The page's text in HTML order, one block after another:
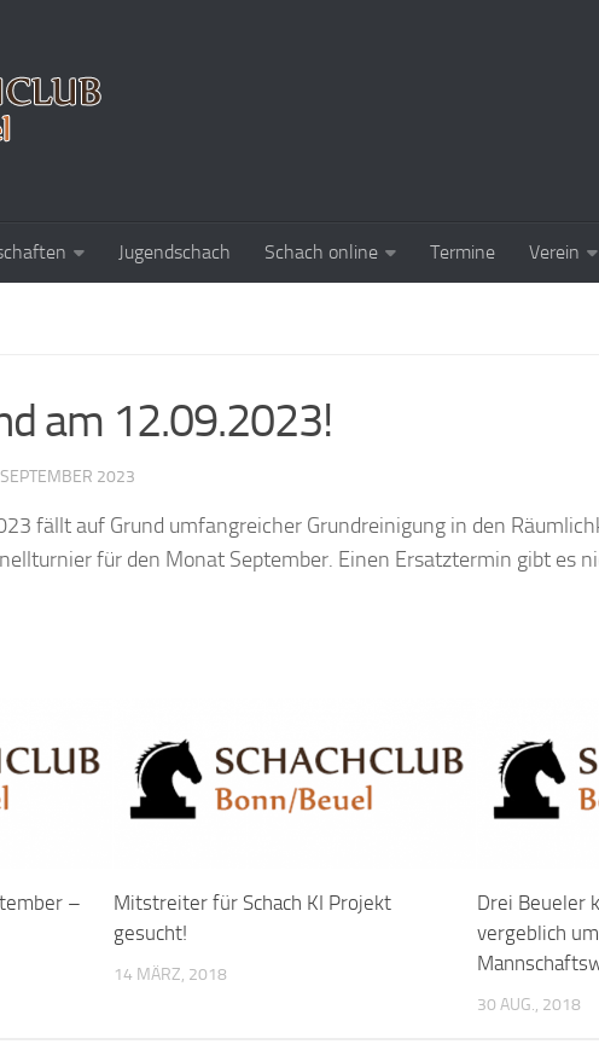
Jugendschach Schach online Termine Verein
am 12.09.2023!
SEPTEMBER 2023
fällt auf Grund umfangreicher Grundreinigung in den
für den Monat September. Einen Ersatztermin gibt es
–
Mitstreiter für Schach KI Projekt
gesucht!
14 MÄRZ, 2018
Drei Beueler
vergeblich
30 AUG., 2018